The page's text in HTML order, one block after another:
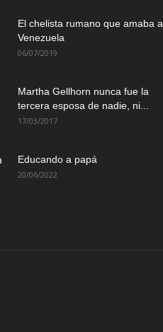
El chelista rumano que amaba a
Venezuela
06/07/2019
Martha Gellhorn nunca fue la
tercera esposa de nadie, ni...
17/03/2017
Educando a papá
20/06/2022